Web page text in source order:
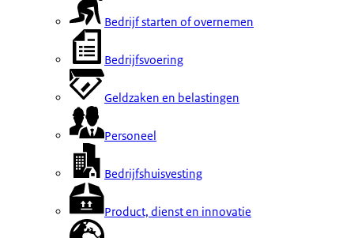
Bedrijf starten of overnemen
Bedrijfsvoering
Geldzaken en belastingen
Personeel
Bedrijfshuisvesting
Product, dienst en innovatie